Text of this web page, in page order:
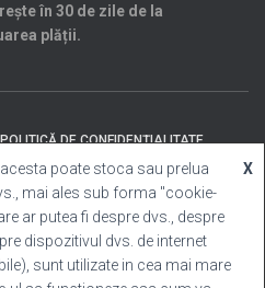
în 30 de zile de la
plății.
POLITICĂ DE CONFIDENȚIALITATE
ANPC CONTACT
Foto| Copyright © 2025 Toate
poate stoca sau prelua
mai ales sub forma "cookie-
ar putea fi despre dvs., despre
dispozitivul dvs. de internet
sunt utilizate in cea mai mare
X